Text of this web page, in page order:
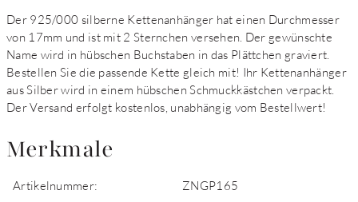
Der 925/000 silberne Kettenanhänger hat einen Durchmesser
von 17mm und ist mit 2 Sternchen versehen. Der gewünschte
Name wird in hübschen Buchstaben in das Plättchen graviert.
Bestellen Sie die passende Kette gleich mit! Ihr Kettenanhänger
aus Silber wird in einem hübschen Schmuckkästchen verpackt.
Der Versand erfolgt kostenlos, unabhängig vom Bestellwert!
Merkmale
Artikelnummer:
ZNGP165